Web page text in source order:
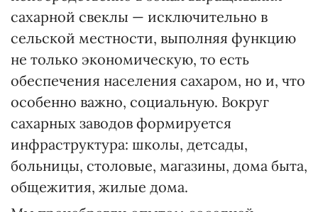
сахарной свеклы — исключительно в
сельской местности, выполняя функцию
не только экономическую, то есть
обеспечения населения сахаром, но и, что
особенно важно, социальную. Вокруг
сахарных заводов формируется
инфраструктура: школы, детсады,
больницы, столовые, магазины, дома быта,
общежития, жилые дома.